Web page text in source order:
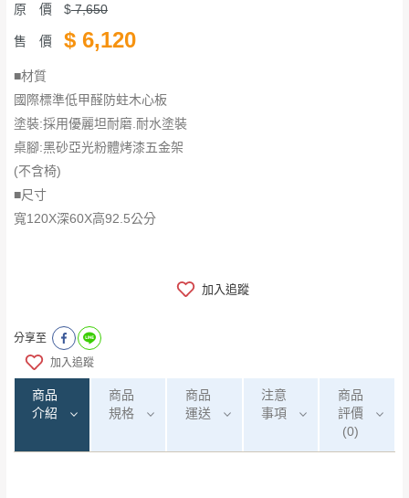
原 價 $7,650
售 價 $ 6,120
■材質
國際標準低甲醛防蛀木心板
塗裝:採用優麗坦耐磨.耐水塗裝
桌腳:黑砂亞光粉體烤漆五金架
(不含椅)
■尺寸
寬120X深60X高92.5公分
加入追蹤
分享至
加入追蹤
商品
介紹
商品
規格
商品
運送
注意
事項
商品
評價
(0)